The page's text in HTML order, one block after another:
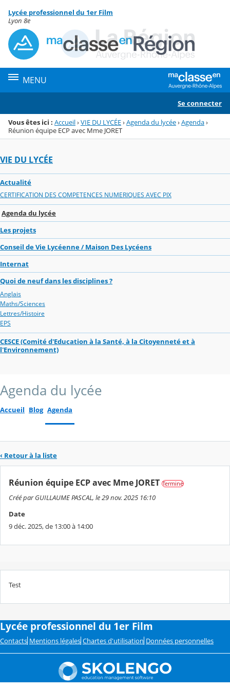
Menu de la rubrique
Contenu
Lycée professionnel du 1er Film
Lyon 8e
MENU
Se connecter
Vous êtes ici : Accueil›VIE DU LYCÉE›Agenda du lycée›Agenda›
Réunion équipe ECP avec Mme JORET
VIE DU LYCÉE
Actualité
CERTIFICATION DES COMPETENCES NUMERIQUES AVEC PIX
Agenda du lycée
Les projets
Conseil de Vie Lycéenne / Maison Des Lycéens
Internat
Quoi de neuf dans les disciplines ?
Anglais
Maths/Sciences
Lettres/Histoire
EPS
CESCE (Comité d'Education à la Santé, à la Citoyenneté et à
l'Environnement)
Agenda du lycée
Accueil Blog Agenda
‹ Retour à la liste
Réunion équipe ECP avec Mme JORET Terminé
Créé par GUILLAUME PASCAL, le 29 nov. 2025 16:10
Date
9 déc. 2025, de 13:00 à 14:00
Test
Lycée professionnel du 1er Film
Contacts Mentions légales Chartes d'utilisation Données personnelles